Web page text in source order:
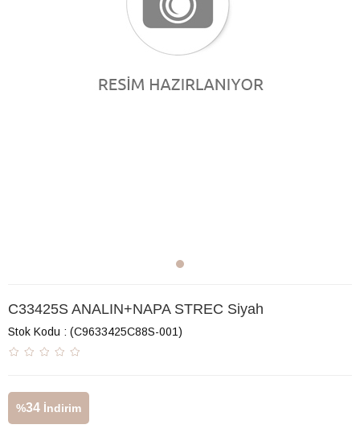
C33425S ANALIN+NAPA STREC Siyah
Stok Kodu (C9633425C88S-001)
%34 İndirim